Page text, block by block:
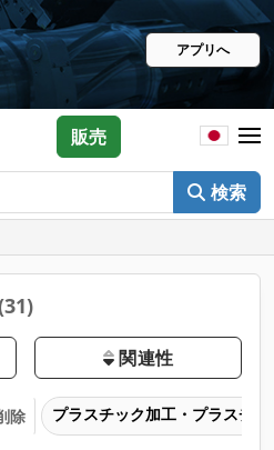
アプリへ
検索
販売
関連性
除 プラスチック加工・プラスチ